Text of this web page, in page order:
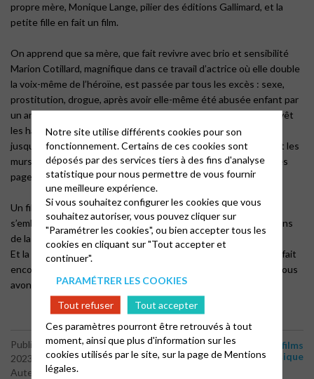
propre mère, Monique Lange, pilier des éditions Gallimard, et la
petite fille en fait un film.
On apprend que sa mère, que fait revivre avec brio et sensibilité
Marion Cotillard, magnifique dans ce travail d’actrice où elle double
la voix-même de l’héroïne, est passée par tous les excès : sexe,
prostitution, drogue, après avoir elle-même été abusée enfant par
un ami de sa mère. Dans la première scène, Marion Cotillard revêt
les habits et les effets de Carole et restera dans cette tenue
jusqu’à la fin. Les décors sont étonnants, un appartement dont les
murs sont couverts de photos et d’où pendent des plafonds les
pages de son journal.
Un film sur la filiation, grand-mère, mère, fille, dont les destins
s’emboitent pour nous expliquer l’évolution sur trois générations
de la place de la femme dans notre société.
Et la chanson de Janis Joplin pendant le générique de fin nous fait
encore mieux revivre cette époque dans laquelle certains de nous
avons grandi.
Publié le 6 décembre
2023
Auteur : Stéphane
Actualités-Culture médias
Livres – films
– musique
Notre site utilise différents cookies pour son
fonctionnement. Certains de ces cookies sont
déposés par des services tiers à des fins d'analyse
statistique pour nous permettre de vous fournir
une meilleure expérience.
Si vous souhaitez configurer les cookies que vous
souhaitez autoriser, vous pouvez cliquer sur
"Paramétrer les cookies", ou bien accepter tous les
cookies en cliquant sur "Tout accepter et
continuer".
PARAMÉTRER LES COOKIES
Tout refuser
Tout accepter
Ces paramètres pourront être retrouvés à tout
moment, ainsi que plus d'information sur les
cookies utilisés par le site, sur la page deMentions
légales.